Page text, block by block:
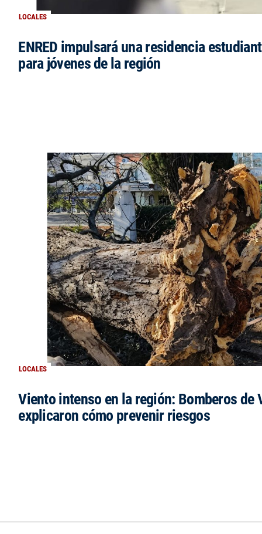
LOCALES
ENRED impulsará una residencia
para jóvenes de la región
LOCALES
Viento intenso en la región: Bomberos de
explicaron cómo prevenir riesgos